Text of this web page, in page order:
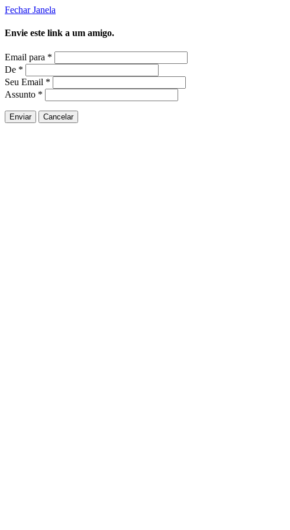
Fechar Janela
Envie este link a um amigo.
Email para *
De *
Seu Email *
Assunto *
Enviar Cancelar